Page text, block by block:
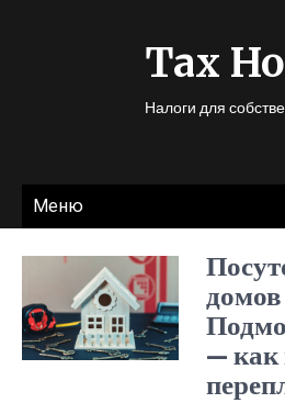
Tax
Налоги для
Меню
— как